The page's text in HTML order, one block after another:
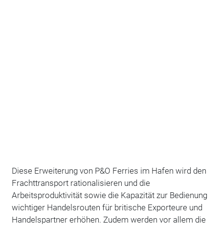
Diese Erweiterung von P&O Ferries im Hafen wird den
Frachttransport rationalisieren und die
Arbeitsproduktivität sowie die Kapazität zur Bedienung
wichtiger Handelsrouten für britische Exporteure und
Handelspartner erhöhen. Zudem werden vor allem die